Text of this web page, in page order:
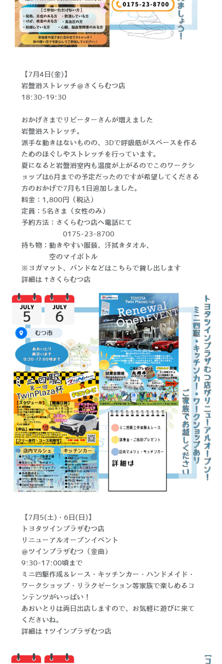
【7月4日(金)】
岩盤浴ストレッチ＠さくらむつ店
18:30-19:30
おかげさまでリピーターさんが増えました
岩盤浴ストレッチ。
派手な動きはないものの、3Dで呼吸筋がスペースを作る
ためのほぐしやストレッチを行っています。
夏になると岩盤浴室内も温度が上がるのでこのワークシ
ョップは6月までの予定だったのですが希望してくださる
方のおかげで7月も1日追加しました。
料金：1,800円（税込）
定員：5名さま（女性のみ）
予約方法：さくらむつ店へ電話にて
0175-23-8700
持ち物：動きやすい服装、汗拭きタオル、
空のマイボトル
※ヨガマット、バンドなどはこちらで貸し出します
詳細は→さくらむつ店
【7月5(土)・6日(日)】
トヨタツインプラザむつ店
リニューアルオープンイベント
＠ツインプラザむつ（金曲）
9:30-17:00頃まで
ミニ四駆作成＆レース・キッチンカー・ハンドメイド・
ワークショップ・リラクゼーション等家族で楽しめるコ
ンテンツがいっぱい！
あおいとりは両日出店しますので、お気軽に遊びに来て
くださいね。
詳細は→ツインプラザむつ店